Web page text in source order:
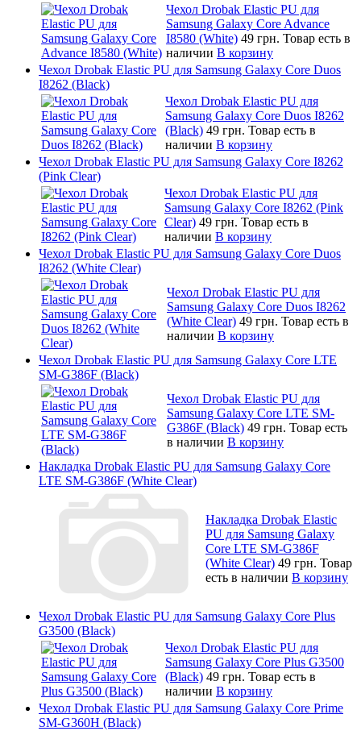
Чехол Drobak Elastic PU для
Samsung Galaxy Core Advance
I8580 (White) 49 грн. Товар есть в
наличии В корзину
Чехол Drobak Elastic PU для Samsung Galaxy Core Duos
I8262 (Black)
Чехол Drobak Elastic PU для
Samsung Galaxy Core Duos I8262
(Black) 49 грн. Товар есть в
наличии В корзину
Чехол Drobak Elastic PU для Samsung Galaxy Core I8262
(Pink Clear)
Чехол Drobak Elastic PU для
Samsung Galaxy Core I8262 (Pink
Clear) 49 грн. Товар есть в
наличии В корзину
Чехол Drobak Elastic PU для Samsung Galaxy Core Duos
I8262 (White Clear)
Чехол Drobak Elastic PU для
Samsung Galaxy Core Duos I8262
(White Clear) 49 грн. Товар есть в
наличии В корзину
Чехол Drobak Elastic PU для Samsung Galaxy Core LTE
SM-G386F (Black)
Чехол Drobak Elastic PU для
Samsung Galaxy Core LTE SM-
G386F (Black) 49 грн. Товар есть
в наличии В корзину
Накладка Drobak Elastic PU для Samsung Galaxy Core
LTE SM-G386F (White Clear)
Накладка Drobak Elastic
PU для Samsung Galaxy
Core LTE SM-G386F
(White Clear) 49 грн. Товар
есть в наличии В корзину
Чехол Drobak Elastic PU для Samsung Galaxy Core Plus
G3500 (Black)
Чехол Drobak Elastic PU для
Samsung Galaxy Core Plus G3500
(Black) 49 грн. Товар есть в
наличии В корзину
Чехол Drobak Elastic PU для Samsung Galaxy Core Prime
SM-G360H (Black)